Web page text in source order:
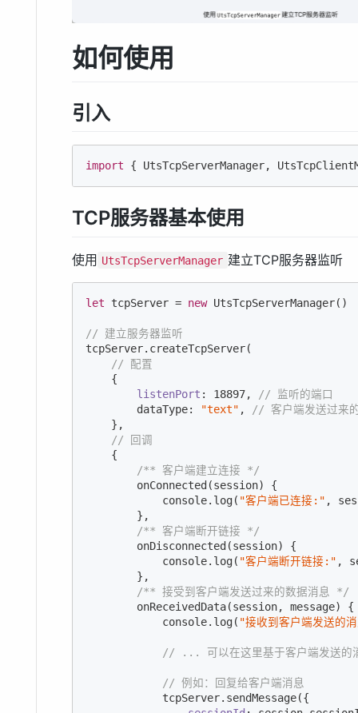
如何使用
引入
import { UtsTcpServerManager,
TCP服务器基本使用
使用 UtsTcpServerManager 建立TCP服务器监听
let tcpServer = new UtsTcpServerManager()
// 建立服务器监听
tcpServer.createTcpServer(
// 配置
    {
listenPort : 18897,
// 监听的端口
        dataType:
"text" ,
// 客户端发送过来
    },
// 回调
    {
/** 客户端建立连接 */
        onConnected(session) {
console.log( "客户端已连接:" ,
        },
/** 客户端断开链接 */
        onDisconnected(session) {
console.log( "客户端断开链接:" ,
        },
/** 接受到客户端发送过来的数据消息 */
        onReceivedData(session, message) {
console.log( "接收到客户端发送的
// ... 可以在这里基于客户端发送的
// 例如：回复给客户端消息
            tcpServer.sendMessage({